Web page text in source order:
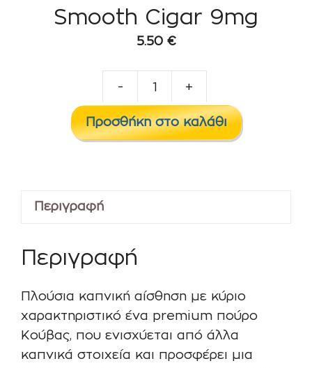
Smooth Cigar 9mg
5.50 €
-
Cigar
9mg
+
Προσθήκη στο καλάθι
Περιγραφή
Περιγραφή
Πλούσια καπνική αίσθηση με κύριο
χαρακτηριστικό ένα premium πούρο
Κούβας, που ενισχύεται από άλλα
καπνικά στοιχεία και προσφέρει μια